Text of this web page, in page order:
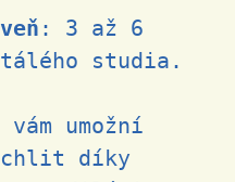
: 3 až 6
studia.
umožní
díky